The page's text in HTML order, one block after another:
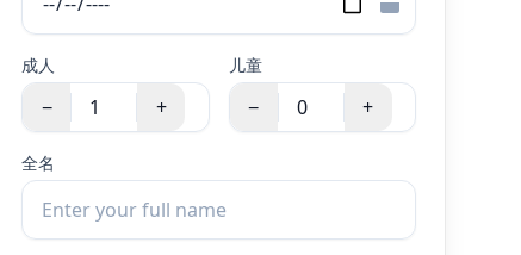
成人
− +
儿童
− +
全名